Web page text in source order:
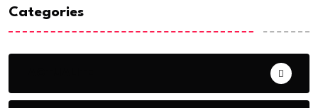
Categories